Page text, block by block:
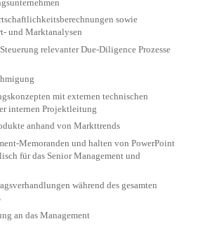
sowie
und Marktanalysen
relevanter Due-Diligence Prozesse
mit externen technischen
internen Projektleitung
anhand von Markttrends
Memoranden und halten von PowerPoint
für das Senior Management und
während des gesamten
an das Management